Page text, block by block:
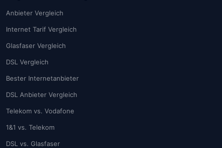
Anbieter Vergleich
Internet Tarif Vergleich
Glasfaser Vergleich
DSL Vergleich
Bester Internetanbieter
DSL Anbieter Vergleich
Telekom vs. Vodafone
1&1 vs. Telekom
DSL vs. Glasfaser